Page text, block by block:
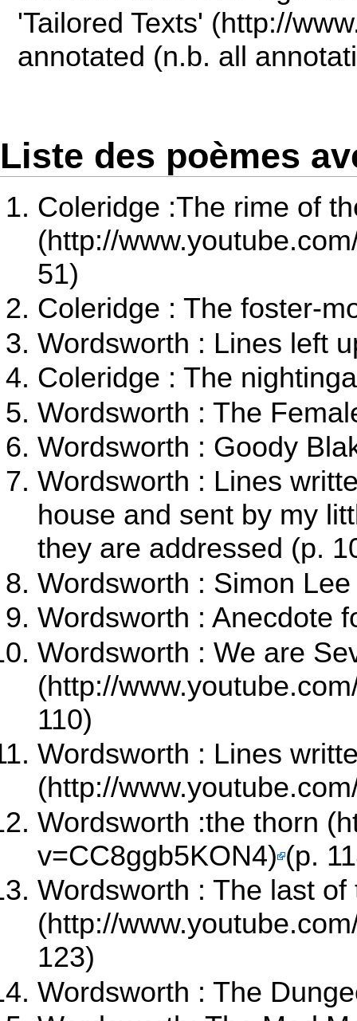
'Tailored Texts'
annotated (n.b. all
Liste des poèmes
Coleridge :The rime of
51)
Coleridge : The foster-
Wordsworth : Lines left
Coleridge : The
Wordsworth : The
Wordsworth : Goody
Wordsworth : Lines
house and sent by my
they are addressed (p.
Wordsworth : Simon
Wordsworth : Anecdote
Wordsworth : We are
110)
Wordsworth : Lines
Wordsworth :the thorn
(p.
Wordsworth : The last of
123)
Wordsworth : The